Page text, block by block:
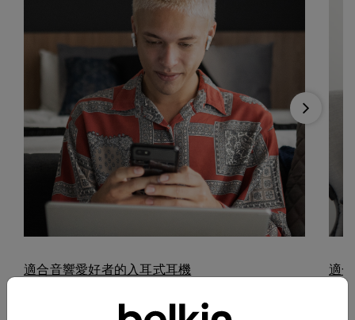
適合音響愛好者的入耳式耳機
電池續航力達 35 小時
適
Next